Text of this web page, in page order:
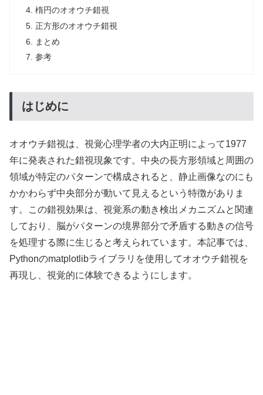
楕円のオオウチ錯視
正方形のオオウチ錯視
まとめ
参考
はじめに
オオウチ錯視は、視覚心理学者の大内正明によって1977
年に発表された錯視現象です。中央の長方形領域と周囲の
領域が特定のパターンで構成されると、静止画像なのにも
かかわらず中央部分が動いて見えるという特徴がありま
す。この錯視効果は、視覚系の動き検出メカニズムと関連
しており、脳がパターンの境界部分で矛盾する動きの信号
を処理する際に生じると考えられています。本記事では、
Pythonのmatplotlibライブラリを使用してオオウチ錯視を
再現し、視覚的に体験できるようにします。